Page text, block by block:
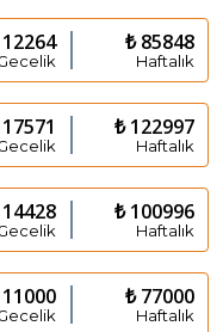
₺ 85848
Haftalık
₺ 122997
Haftalık
₺ 100996
Haftalık
₺ 77000
Haftalık